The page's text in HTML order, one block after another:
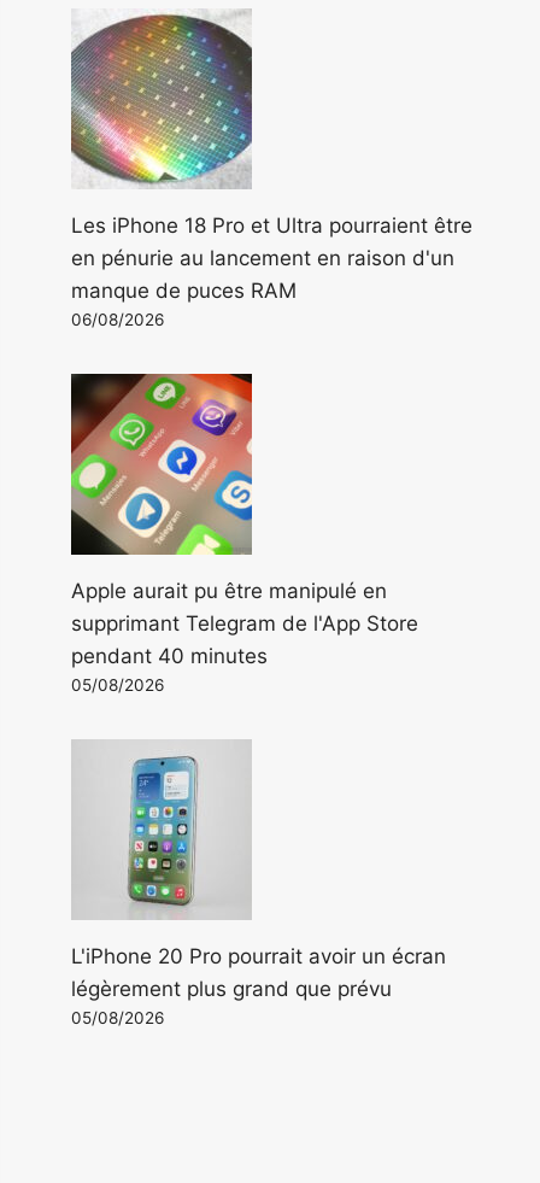
Les iPhone 18 Pro et Ultra pourraient être
en pénurie au lancement en raison d'un
manque de puces RAM
06/08/2026
Apple aurait pu être manipulé en
supprimant Telegram de l'App Store
pendant 40 minutes
05/08/2026
L'iPhone 20 Pro pourrait avoir un écran
légèrement plus grand que prévu
05/08/2026